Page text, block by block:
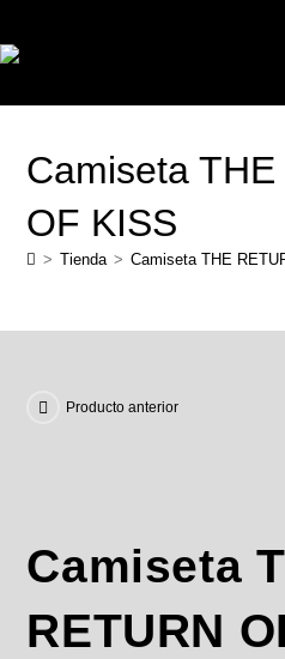
Camiseta
OF KISS
> Tienda > Camiseta THE
Producto anterior
Camiseta
RETURN